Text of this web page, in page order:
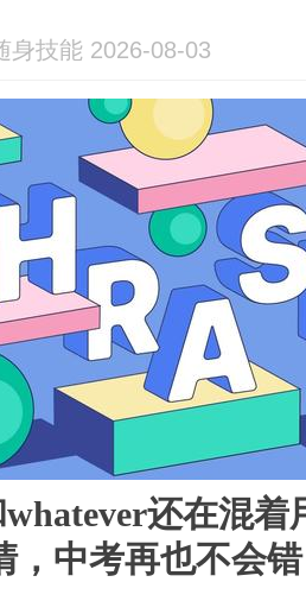
身技能 2026-08-03
还在混着
，中考再也不会